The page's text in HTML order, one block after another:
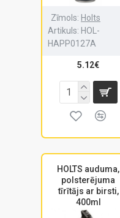
Zīmols: Holts
Artikuls: HOL-
HAPP0127A
5.12€
HOLTS auduma,
polsterējuma
tīrītājs ar birsti,
400ml